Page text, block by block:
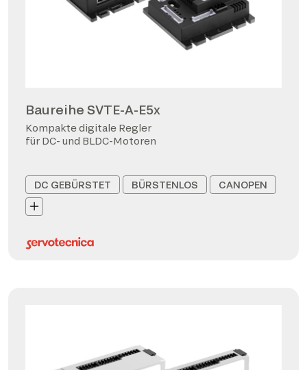
Baureihe SVTE-A-E5x
Kompakte digitale Regler
für DC- und BLDC-Motoren
DC GEBÜRSTET BÜRSTENLOS CANOPEN